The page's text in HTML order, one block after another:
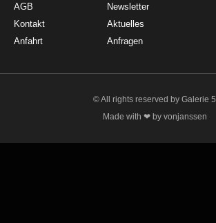
AGB
Kontakt
Anfahrt
Newsletter
Aktuelles
Anfragen
© All rights reserved by Galerie 5
Made with ❤ by vonjanssen